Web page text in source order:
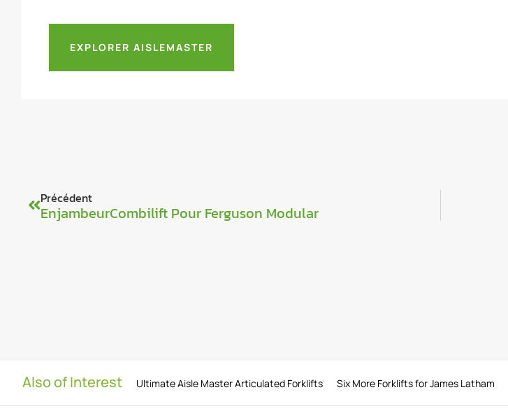
EXPLORER AISLEMASTER
Précédent
EnjambeurCombilift Pour Ferguson Modular
Also of Interest Ultimate Aisle Master Articulated Forklifts Six More Forklifts for James Latham